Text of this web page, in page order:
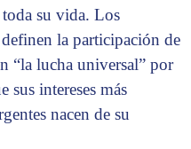
su vida. Los
definen la participación de
“la lucha universal” por
sus intereses más
nacen de su